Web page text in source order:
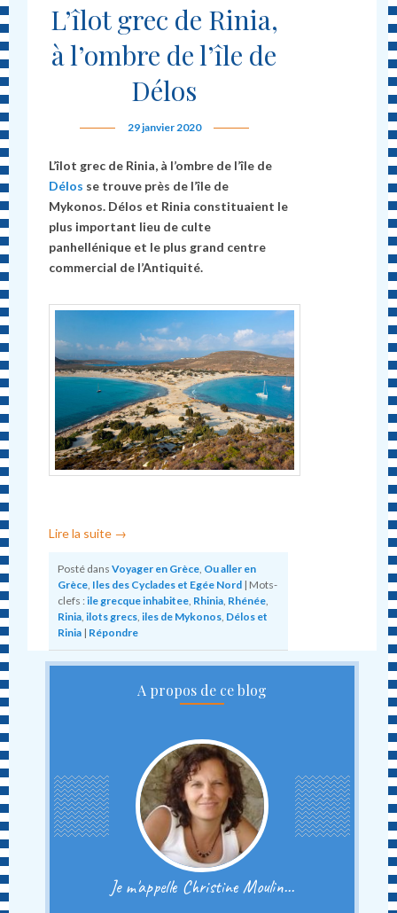
L’îlot grec de Rinia,
à l’ombre de l’île de
Délos
29 janvier 2020
L’îlot grec de Rinia, à l’ombre de l’île de
Délos se trouve près de l’île de
Mykonos. Délos et Rinia constituaient le
plus important lieu de culte
panhellénique et le plus grand centre
commercial de l’Antiquité.
Lire la suite →
Posté dans Voyager en Grèce, Ou aller en
Grèce, Iles des Cyclades et Egée Nord | Mots-
clefs : ile grecque inhabitee, Rhinia, Rhénée,
Rinia,ilots grecs,iles de Mykonos, Délos et
Rinia | Répondre
A propos de ce blog
Je m'appelle Christine Moulin...